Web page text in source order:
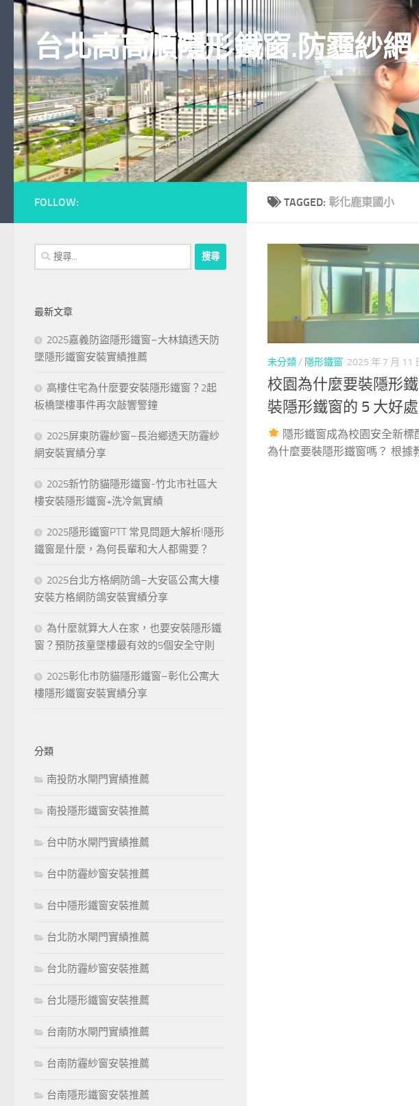
Skip to content
台北高高順隱形鐵窗.防霾紗
TAGGED: 彰化鹿東國小
未分類/ 隱形鐵窗 2025 年 7 月 11
校園為什麼要裝隱形
裝隱形鐵窗的 5 大好處
隱形鐵窗成為校園安全新標
為什麼要裝隱形鐵窗嗎？ 根據教
FOLLOW:
搜
尋
字:
最新文章
2025嘉義防盜隱形鐵窗–大林鎮透天防
墜隱形鐵窗安裝實績推薦
高樓住宅為什麼要安裝隱形鐵窗？2起
板橋墜樓事件再次敲響警鐘
2025屏東防霾紗窗–長治鄉透天防霾紗
網安裝實績分享
2025新竹防貓隱形鐵窗-竹北市社區大
樓安裝隱形鐵窗+洗冷氣實績
2025隱形鐵窗PTT 常見問題大解析!隱形
鐵窗是什麼，為何長輩和大人都需要？
2025台北方格網防鴿–大安區公寓大樓
安裝方格網防鴿安裝實績分享
為什麼就算大人在家，也要安裝隱形鐵
窗？預防孩童墜樓最有效的5個安全守則
2025彰化市防貓隱形鐵窗–彰化公寓大
樓隱形鐵窗安裝實績分享
分類
南投防水閘門實績推薦
南投隱形鐵窗安裝推薦
台中防水閘門實績推薦
台中防霾紗窗安裝推薦
台中隱形鐵窗安裝推薦
台北防水閘門實績推薦
台北防霾紗窗安裝推薦
台北隱形鐵窗安裝推薦
台南防水閘門實績推薦
台南防霾紗窗安裝推薦
台南隱形鐵窗安裝推薦